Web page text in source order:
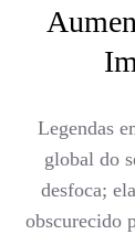
Legendas
global do
desfoca;
obscurecido